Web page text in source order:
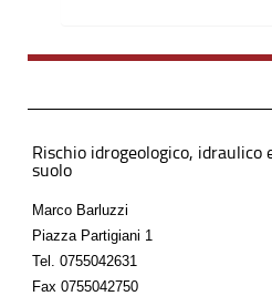
Rischio idrogeologico, idraulico
suolo
Marco Barluzzi
Piazza Partigiani 1
Tel.
0755042631
Fax 0755042750